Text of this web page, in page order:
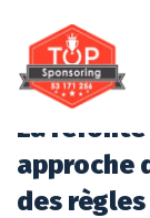
La
approche
des règles